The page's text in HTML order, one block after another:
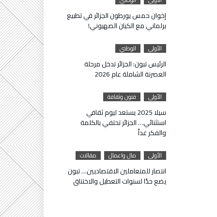
إخوان حمس يورطون الجزائر في تطبيع
برلماني مع الكيان الصهيوني!
الأولى الوطني
الرئيس تبون: الجزائر تدخل مرحلة
العصرنة الشاملة عام 2026
الأولى فنون وثقافة
سيلا 2025 يستعد ليوم ثقافي
استثنائي… الجزائر تحتفي بالكلمة
والفكر غداً
الأولى مال واعمال مقالات
انتصار للمتعاملين الاقتصاديين… تبون
يضع حدًا لسنوات التعطيل والاختناق